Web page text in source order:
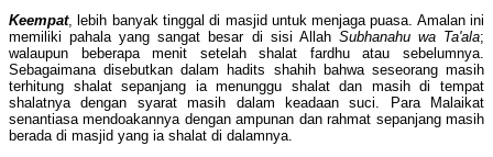
Keempat, lebih banyak tinggal di masjid untuk menjaga puasa. Amalan ini
memiliki pahala yang sangat besar di sisi Allah Subhanahu wa Ta'ala;
walaupun beberapa menit setelah shalat fardhu atau sebelumnya.
Sebagaimana disebutkan dalam hadits shahih bahwa seseorang masih
terhitung shalat sepanjang ia menunggu shalat dan masih di tempat
shalatnya dengan syarat masih dalam keadaan suci. Para Malaikat
senantiasa mendoakannya dengan ampunan dan rahmat sepanjang masih
berada di masjid yang ia shalat di dalamnya.